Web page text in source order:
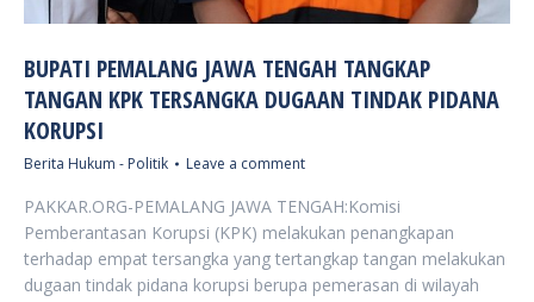
BUPATI PEMALANG JAWA TENGAH TANGKAP
TANGAN KPK TERSANGKA DUGAAN TINDAK PIDANA
KORUPSI
Berita Hukum - Politik Leave a comment
PAKKAR.ORG-PEMALANG JAWA TENGAH:Komisi
Pemberantasan Korupsi (KPK) melakukan penangkapan
terhadap empat tersangka yang tertangkap tangan melakukan
dugaan tindak pidana korupsi berupa pemerasan di wilayah